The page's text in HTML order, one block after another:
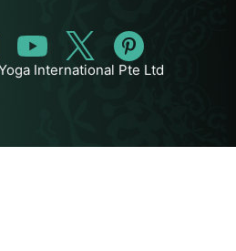
International Pte Ltd